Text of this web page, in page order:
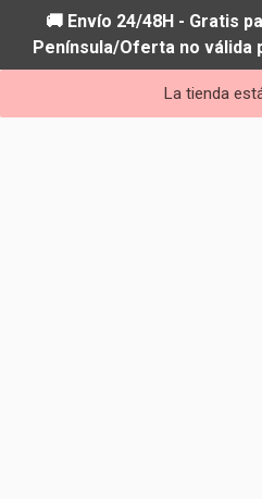
🚚 Envío 24/48H - Gratis
Península/Oferta no
La tienda